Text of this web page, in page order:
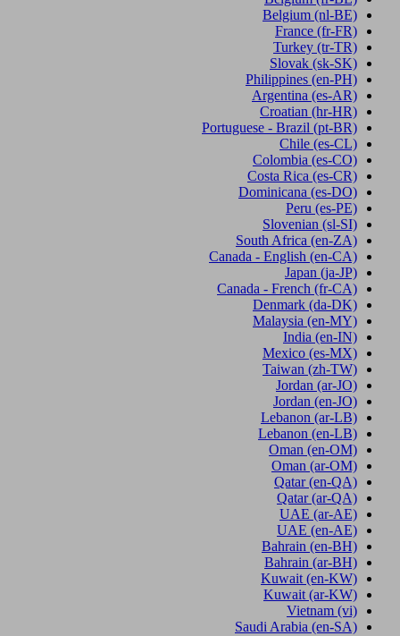
Belgium (nl-BE)
France (fr-FR)
Turkey (tr-TR)
Slovak (sk-SK)
Philippines (en-PH)
Argentina (es-AR)
Croatian (hr-HR)
Portuguese - Brazil (pt-BR)
Chile (es-CL)
Colombia (es-CO)
Costa Rica (es-CR)
Dominicana (es-DO)
Peru (es-PE)
Slovenian (sl-SI)
South Africa (en-ZA)
Canada - English (en-CA)
Japan (ja-JP)
Canada - French (fr-CA)
Denmark (da-DK)
Malaysia (en-MY)
India (en-IN)
Mexico (es-MX)
Taiwan (zh-TW)
Jordan (ar-JO)
Jordan (en-JO)
Lebanon (ar-LB)
Lebanon (en-LB)
Oman (en-OM)
Oman (ar-OM)
Qatar (en-QA)
Qatar (ar-QA)
UAE (ar-AE)
UAE (en-AE)
Bahrain (en-BH)
Bahrain (ar-BH)
Kuwait (en-KW)
Kuwait (ar-KW)
Vietnam (vi)
Saudi Arabia (en-SA)